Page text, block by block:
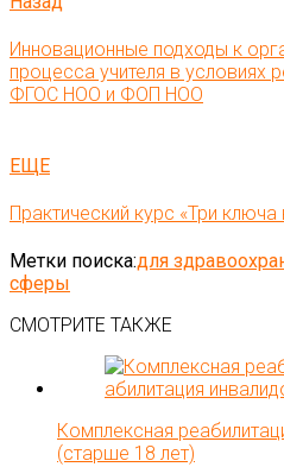
Инновационные подходы к
процесса учителя в условиях
ФГОС НОО и ФОП НОО
ЕЩЕ
Практический курс «Три
Метки поиска:для
сферы
СМОТРИТЕ ТАКЖЕ
Комплексная
(старше 18 лет)